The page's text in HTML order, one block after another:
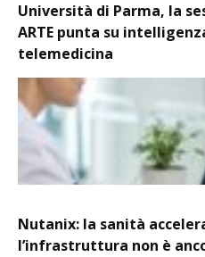
Università di Parma, la
ARTE punta su
telemedicina
Nutanix: la sanità
l’infrastruttura non è